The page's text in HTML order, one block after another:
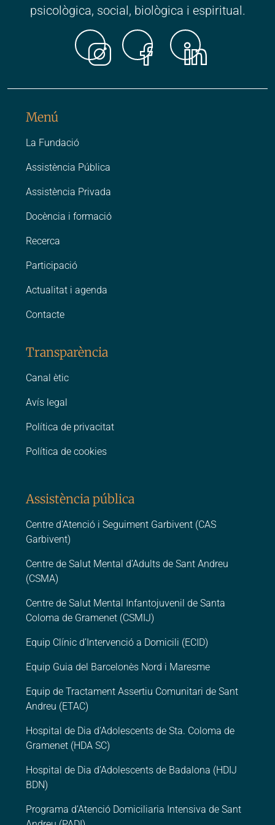
psicològica, social, biològica i espiritual.
Menú
La Fundació
Assistència Pública
Assistència Privada
Docència i formació
Recerca
Participació
Actualitat i agenda
Contacte
Transparència
Canal ètic
Avís legal
Política de privacitat
Política de cookies
Assistència pública
Centre d’Atenció i Seguiment Garbivent (CAS
Garbivent)
Centre de Salut Mental d’Adults de Sant Andreu
(CSMA)
Centre de Salut Mental Infantojuvenil de Santa
Coloma de Gramenet (CSMIJ)
Equip Clínic d’Intervenció a Domicili (ECID)
Equip Guia del Barcelonès Nord i Maresme
Equip de Tractament Assertiu Comunitari de Sant
Andreu (ETAC)
Hospital de Dia d’Adolescents de Sta. Coloma de
Gramenet (HDA SC)
Hospital de Dia d’Adolescents de Badalona (HDIJ
BDN)
Programa d’Atenció Domiciliaria Intensiva de Sant